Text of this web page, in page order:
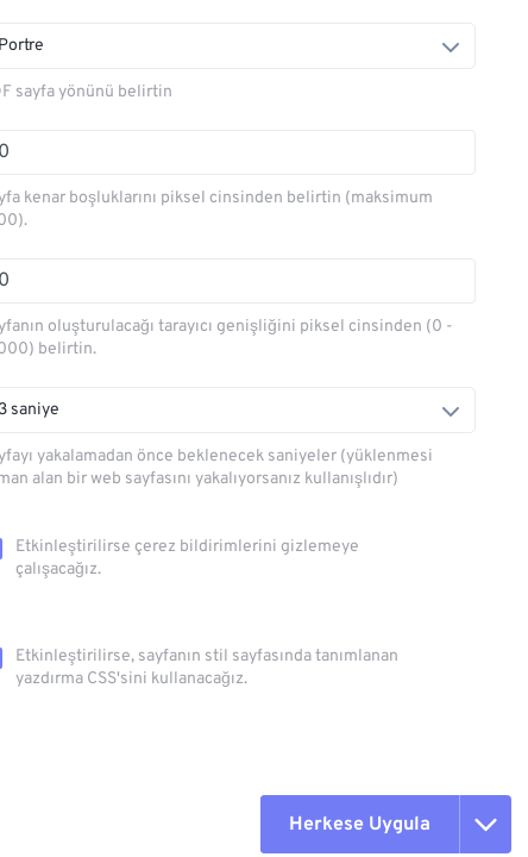
Portre
sayfa yönünü belirtin
kenar boşluklarını piksel cinsinden belirtin (maksimum
oluşturulacağı tarayıcı genişliğini piksel cinsinden (0 -
belirtin.
3 saniye
yakalamadan önce beklenecek saniyeler (yüklenmesi
alan bir web sayfasını yakalıyorsanız kullanışlıdır)
Etkinleştirilirse çerez bildirimlerini gizlemeye
çalışacağız.
Etkinleştirilirse, sayfanın stil sayfasında tanımlanan
yazdırma CSS'sini kullanacağız.
Herkese Uygula